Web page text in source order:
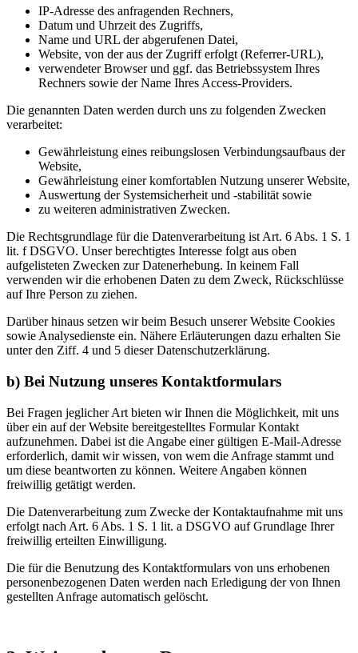
IP-Adresse des anfragenden Rechners,
Datum und Uhrzeit des Zugriffs,
Name und URL der abgerufenen Datei,
Website, von der aus der Zugriff erfolgt (Referrer-URL),
verwendeter Browser und ggf. das Betriebssystem Ihres
Rechners sowie der Name Ihres Access-Providers.
Die genannten Daten werden durch uns zu folgenden Zwecken
verarbeitet:
Gewährleistung eines reibungslosen Verbindungsaufbaus der
Website,
Gewährleistung einer komfortablen Nutzung unserer Website,
Auswertung der Systemsicherheit und -stabilität sowie
zu weiteren administrativen Zwecken.
Die Rechtsgrundlage für die Datenverarbeitung ist Art. 6 Abs. 1 S. 1
lit. f DSGVO. Unser berechtigtes Interesse folgt aus oben
aufgelisteten Zwecken zur Datenerhebung. In keinem Fall
verwenden wir die erhobenen Daten zu dem Zweck, Rückschlüsse
auf Ihre Person zu ziehen.
Darüber hinaus setzen wir beim Besuch unserer Website Cookies
sowie Analysedienste ein. Nähere Erläuterungen dazu erhalten Sie
unter den Ziff. 4 und 5 dieser Datenschutzerklärung.
b) Bei Nutzung unseres Kontaktformulars
Bei Fragen jeglicher Art bieten wir Ihnen die Möglichkeit, mit uns
über ein auf der Website bereitgestelltes Formular Kontakt
aufzunehmen. Dabei ist die Angabe einer gültigen E-Mail-Adresse
erforderlich, damit wir wissen, von wem die Anfrage stammt und
um diese beantworten zu können. Weitere Angaben können
freiwillig getätigt werden.
Die Datenverarbeitung zum Zwecke der Kontaktaufnahme mit uns
erfolgt nach Art. 6 Abs. 1 S. 1 lit. a DSGVO auf Grundlage Ihrer
freiwillig erteilten Einwilligung.
Die für die Benutzung des Kontaktformulars von uns erhobenen
personenbezogenen Daten werden nach Erledigung der von Ihnen
gestellten Anfrage automatisch gelöscht.